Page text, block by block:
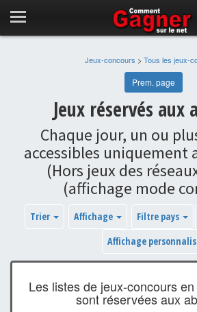
Jeux-concours > Tous les jeux-
Prem. page
Jeux réservés aux
Chaque jour, un ou
accessibles uniquement
(Hors jeux des
(affichage mode
Trier Affichage Filtre pays
Affichage
Les listes de jeux-concours
sont réservées aux